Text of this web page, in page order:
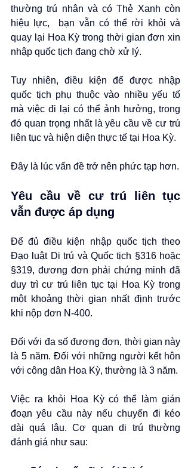
thường trú nhân và có Thẻ Xanh còn
hiệu lực,  bạn vẫn có thể rời khỏi và
quay lại Hoa Kỳ trong thời gian đơn xin
nhập quốc tịch đang chờ xử lý.
Tuy nhiên, điều kiện để được nhập
quốc tịch phụ thuộc vào nhiều yếu tố
mà việc đi lại có thể ảnh hưởng, trong
đó quan trọng nhất là yêu cầu về cư trú
liên tục và hiện diện thực tế tại Hoa Kỳ.
Đây là lúc vấn đề trở nên phức tạp hơn.
Yêu cầu về cư trú liên tục
vẫn được áp dụng
Để đủ điều kiện nhập quốc tịch theo
Đạo luật Di trú và Quốc tịch §316 hoặc
§319, đương đơn phải chứng minh đã
duy trì cư trú liên tục tại Hoa Kỳ trong
một khoảng thời gian nhất định trước
khi nộp đơn N-400.
Đối với đa số đương đơn, thời gian này
là 5 năm. Đối với những người kết hôn
với công dân Hoa Kỳ, thường là 3 năm.
Việc ra khỏi Hoa Kỳ có thể làm gián
đoạn yêu cầu này nếu chuyến đi kéo
dài quá lâu. Cơ quan di trú thường
đánh giá như sau: